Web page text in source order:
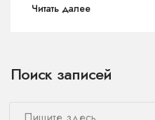
мебели. Представлены
больших ванных
потребностей.
Читать далее
Поиск записей